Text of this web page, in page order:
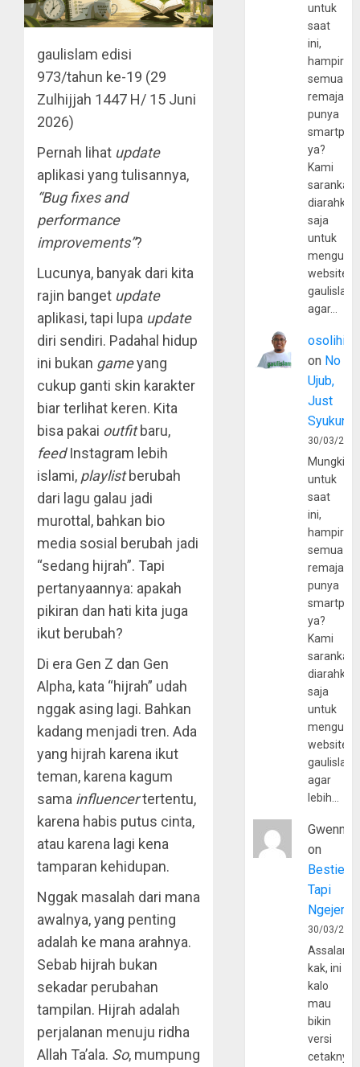
gaulislam edisi
973/tahun ke-19 (29
Zulhijjah 1447 H/ 15 Juni
2026)
Pernah lihat update
aplikasi yang tulisannya,
“Bug fixes and
performance
improvements”?
Lucunya, banyak dari kita
rajin banget update
aplikasi, tapi lupa update
diri sendiri. Padahal hidup
ini bukan gameyang
cukup ganti skin karakter
biar terlihat keren. Kita
bisa pakai outfitbaru,
feedInstagram lebih
islami, playlistberubah
dari lagu galau jadi
murottal, bahkan bio
media sosial berubah jadi
“sedang hijrah”. Tapi
pertanyaannya: apakah
pikiran dan hati kita juga
ikut berubah?
Di era Gen Z dan Gen
Alpha, kata “hijrah” udah
nggak asing lagi. Bahkan
kadang menjadi tren. Ada
yang hijrah karena ikut
teman, karena kagum
sama influencertertentu,
karena habis putus cinta,
atau karena lagi kena
tamparan kehidupan.
Nggak masalah dari mana
awalnya, yang penting
adalah ke mana arahnya.
Sebab hijrah bukan
sekadar perubahan
tampilan. Hijrah adalah
perjalanan menuju ridha
Allah Ta’ala. So, mumpung
untuk
saat
ini,
hampir
semua
remaja
punya
ya?
Kami
sarankan,
diarahkan
saja
untuk
website
agar…
osolihin
on No
Ujub,
Just
Syukur
30/03/
Mungkin
untuk
saat
ini,
hampir
semua
remaja
punya
ya?
Kami
sarankan,
diarahkan
saja
untuk
website
agar
lebih…
Gwenny
on
Bestie
Tapi
30/03/
kak, ini
kalo
mau
bikin
versi
cetaknya